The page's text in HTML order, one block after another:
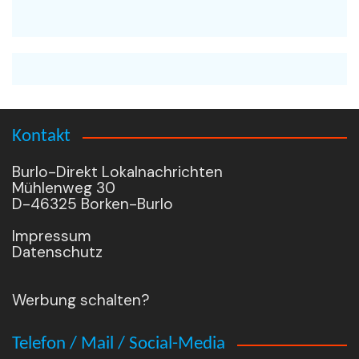
Kontakt
Burlo-Direkt Lokalnachrichten
Mühlenweg 30
D-46325 Borken-Burlo
Impressum
Datenschutz
Werbung schalten?
Telefon / Mail / Social-Media